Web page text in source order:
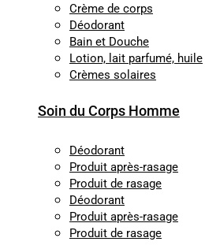
Crème de corps
Déodorant
Bain et Douche
Lotion, lait parfumé, huile
Crèmes solaires
Soin du Corps Homme
Déodorant
Produit après-rasage
Produit de rasage
Déodorant
Produit après-rasage
Produit de rasage